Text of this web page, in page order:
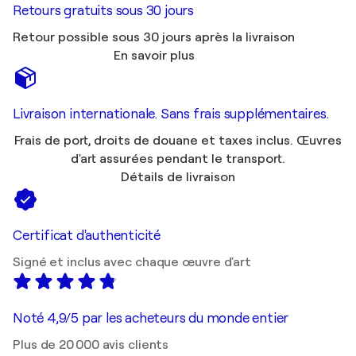
Retours gratuits sous 30 jours
Retour possible sous 30 jours après la livraison
En savoir plus
Livraison internationale. Sans frais supplémentaires.
Frais de port, droits de douane et taxes inclus. Œuvres
d'art assurées pendant le transport.
Détails de livraison
Certificat d'authenticité
Signé et inclus avec chaque œuvre d'art
Noté 4,9/5 par les acheteurs du monde entier
Plus de 20 000 avis clients